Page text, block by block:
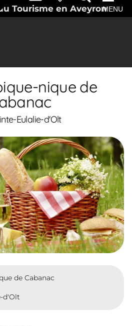
Tourisme en AveyronMENU
nique de
Eulalie-d'Olt
de Cabanac
d'Olt